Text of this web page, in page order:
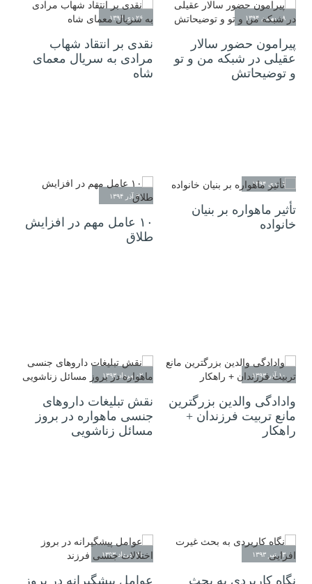
۰۸ بهمن ۱۳۹۴
پیرامون حضور سالار
عقیلی در شبکه من و تو
و توضیحاتش
۲۶ دی ۱۳۹۴
نقدی بر انتقاد شهاب
مرادی به سریال معمای
شاه
۰۱ دی ۱۳۹۴
تأثیر ماهواره بر بنیان
خانواده
۳۰ آذر ۱۳۹۴
۱۰ عامل مهم در افزایش
طلاق
۱۰ آذر ۱۳۹۳
وادادگی والدین بزرگترین
مانع تربیت فرزندان +
راهکار
۰۲ مرداد ۱۳۹۳
نقش تبلیغات داروهای
جنسی ماهواره در بروز
مسائل زناشویی
۰۳ تیر ۱۳۹۳
نگاه کاربردی به بحث
۳۱ خرداد ۱۳۹۳
عوامل پیشگیرانه در بروز